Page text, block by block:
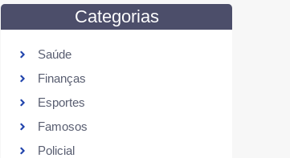
Categorias
Saúde
Finanças
Esportes
Famosos
Policial